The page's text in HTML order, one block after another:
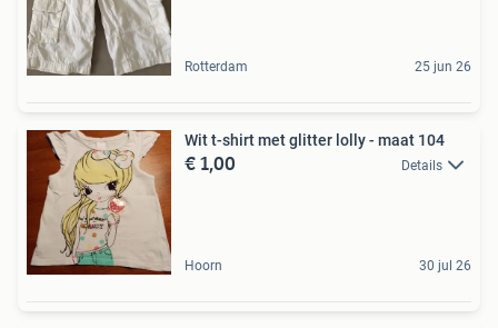
Rotterdam 25 jun 26
Wit t-shirt met glitter lolly - maat 104
€ 1,00 Details
Hoorn 30 jul 26